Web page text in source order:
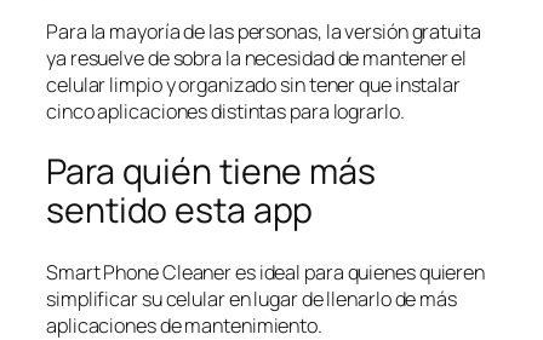
Para la mayoría de las personas, la versión gratuita
ya resuelve de sobra la necesidad de mantener el
celular limpio y organizado sin tener que instalar
cinco aplicaciones distintas para lograrlo.
Para quién tiene más
sentido esta app
Smart Phone Cleaner es ideal para quienes quieren
simplificar su celular en lugar de llenarlo de más
aplicaciones de mantenimiento.